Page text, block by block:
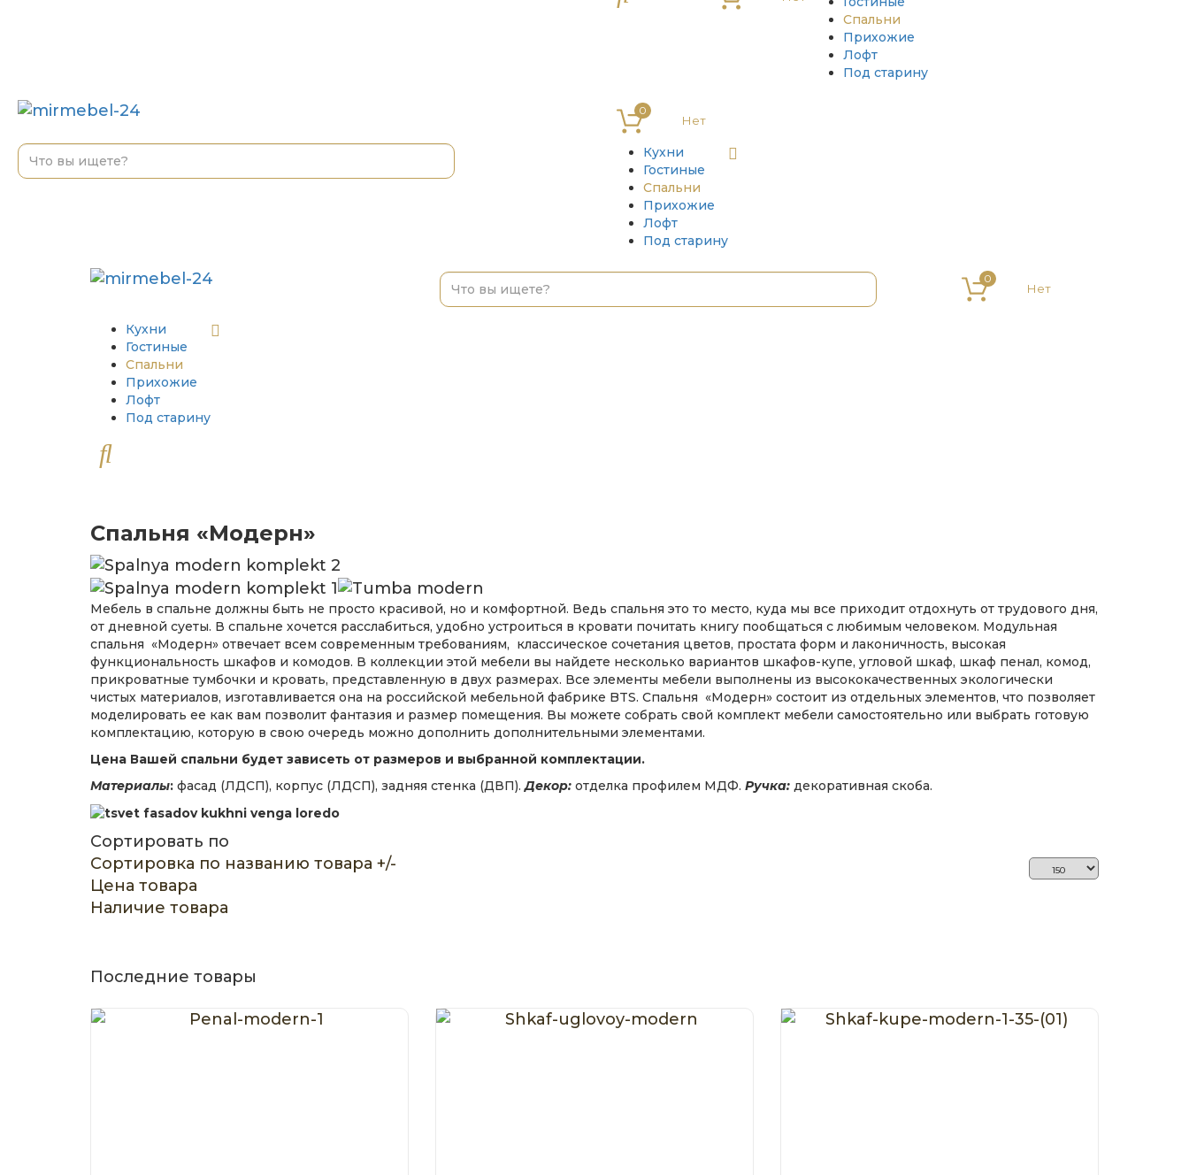
Спальни
Прихожие
Лофт
Под старину
0
Кухни
Гостиные
Спальни
Прихожие
Лофт
Под старину
0
Кухни
Гостиные
Спальни
Прихожие
Лофт
Под старину
Спальня «Модерн»
Мебель в спальне должны быть не просто красивой, но и комфортной. Ведь спальня это то место, куда мы все приходит отдохнуть от трудового дня,
от дневной суеты. В спальне хочется расслабиться, удобно устроиться в кровати почитать книгу пообщаться с любимым человеком. Модульная
спальня «Модерн» отвечает всем современным требованиям, классическое сочетания цветов, простата форм и лаконичность, высокая
функциональность шкафов и комодов. В коллекции этой мебели вы найдете несколько вариантов шкафов-купе, угловой шкаф, шкаф пенал, комод,
прикроватные тумбочки и кровать, представленную в двух размерах. Все элементы мебели выполнены из высококачественных экологически
чистых материалов, изготавливается она на российской мебельной фабрике BTS. Спальня «Модерн» состоит из отдельных элементов, что позволяет
моделировать ее как вам позволит фантазия и размер помещения. Вы можете собрать свой комплект мебели самостоятельно или выбрать готовую
комплектацию, которую в свою очередь можно дополнить дополнительными элементами.
Цена Вашей спальни будет зависеть от размеров и выбранной комплектации.
Материалы: фасад (ЛДСП), корпус (ЛДСП), задняя стенка (ДВП).Декор: отделка профилем МДФ. Ручка: декоративная скоба.
Сортировать по
Сортировка по названию товара +/-
Цена товара
Наличие товара
Последние товары